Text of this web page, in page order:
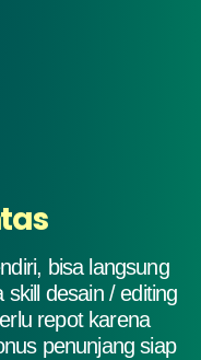
bisa langsung
desain / editing
repot karena
penunjang siap